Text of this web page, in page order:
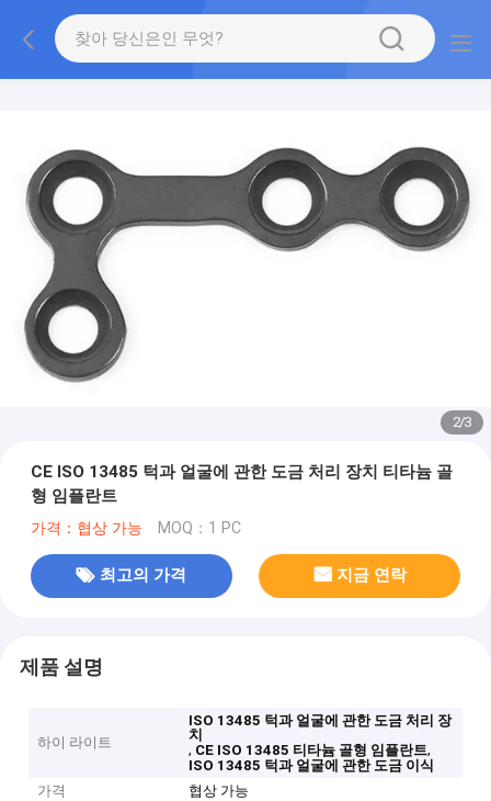
2/3
CE ISO 13485 턱과 얼굴에 관한 도금 처리 장치 티타늄 골
형 임플란트
가격：협상 가능 MOQ：1 PC
최고의 가격 지금 연락
제품 설명
하이 라이트
ISO 13485 턱과 얼굴에 관한 도금 처리 장
치
, CE ISO 13485 티타늄 골형 임플란트,
ISO 13485 턱과 얼굴에 관한 도금 이식
가격
협상 가능